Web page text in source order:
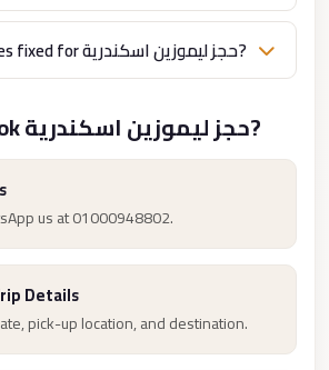
Are the prices fixed for حجز ليموزين اسكندرية?
How to Book حجز ليموزين اسكندرية?
us at 01000948802.
Details
pick-up location, and destination.